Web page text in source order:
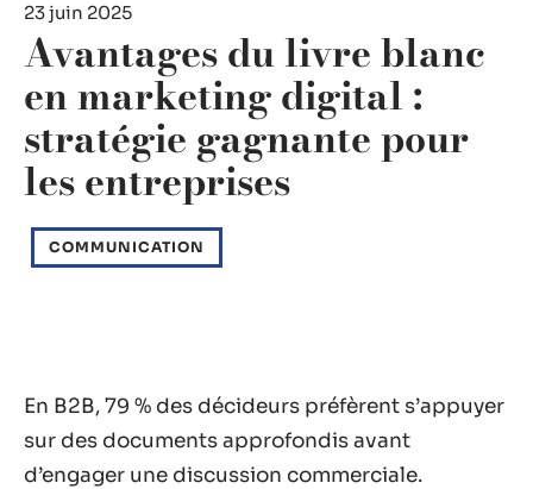
23 juin 2025
Avantages du livre blanc
en marketing digital :
stratégie gagnante pour
les entreprises
COMMUNICATION
En B2B, 79 % des décideurs préfèrent s’appuyer
sur des documents approfondis avant
d’engager une discussion commerciale.